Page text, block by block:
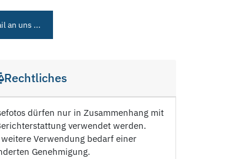
an uns ...
Rechtliches
dürfen nur in Zusammenhang mit
verwendet werden.
Verwendung bedarf einer
Genehmigung.